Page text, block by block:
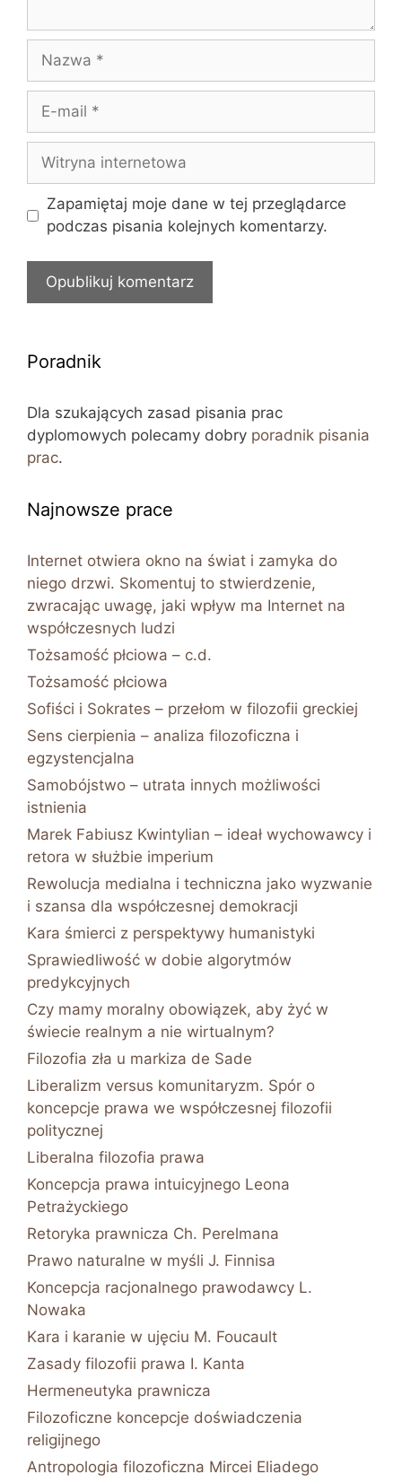
Nazwa
Witryna
internetowa
Zapamiętaj moje dane w tej przeglądarce
podczas pisania kolejnych komentarzy.
Poradnik
Dla szukających zasad pisania prac
dyplomowych polecamy dobry poradnik pisania
prac.
Najnowsze prace
Internet otwiera okno na świat i zamyka do
niego drzwi. Skomentuj to stwierdzenie,
zwracając uwagę, jaki wpływ ma Internet na
współczesnych ludzi
Tożsamość płciowa – c.d.
Tożsamość płciowa
Sofiści i Sokrates – przełom w filozofii greckiej
Sens cierpienia – analiza filozoficzna i
egzystencjalna
Samobójstwo – utrata innych możliwości
istnienia
Marek Fabiusz Kwintylian – ideał wychowawcy i
retora w służbie imperium
Rewolucja medialna i techniczna jako wyzwanie
i szansa dla współczesnej demokracji
Kara śmierci z perspektywy humanistyki
Sprawiedliwość w dobie algorytmów
predykcyjnych
Czy mamy moralny obowiązek, aby żyć w
świecie realnym a nie wirtualnym?
Filozofia zła u markiza de Sade
Liberalizm versus komunitaryzm. Spór o
koncepcje prawa we współczesnej filozofii
politycznej
Liberalna filozofia prawa
Koncepcja prawa intuicyjnego Leona
Petrażyckiego
Retoryka prawnicza Ch. Perelmana
Prawo naturalne w myśli J. Finnisa
Koncepcja racjonalnego prawodawcy L.
Nowaka
Kara i karanie w ujęciu M. Foucault
Zasady filozofii prawa I. Kanta
Hermeneutyka prawnicza
Filozoficzne koncepcje doświadczenia
religijnego
Antropologia filozoficzna Mircei Eliadego